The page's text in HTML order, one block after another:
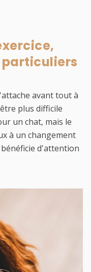
avant tout à
plus difficile
un chat, mais le
à un changement
d'attention